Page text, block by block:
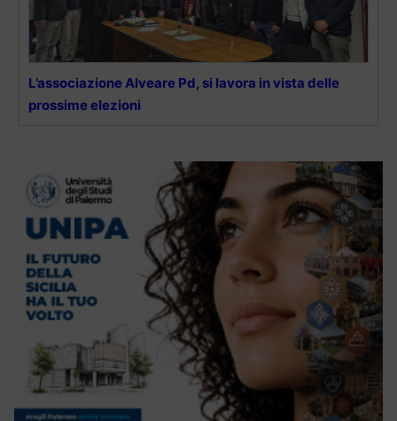
L’associazione Alveare Pd, si lavora in vista delle
prossime elezioni